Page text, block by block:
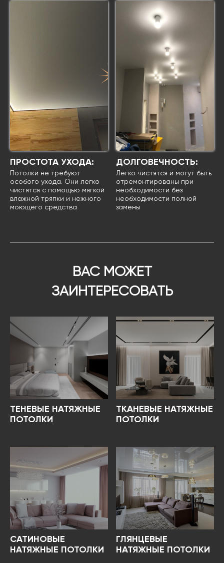
ПРОСТОТА УХОДА:
Потолки не требуют
особого ухода. Они легко
чистятся с помощью мягкой
влажной тряпки и нежного
моющего средства
ДОЛГОВЕЧНОСТЬ:
Легко чистятся и могут быть
отремонтированы при
необходимости без
необходимости полной
замены
ВАС МОЖЕТ
ЗАИНТЕРЕСОВАТЬ
ТЕНЕВЫЕ НАТЯЖНЫЕ
ПОТОЛКИ
ТКАНЕВЫЕ НАТЯЖНЫЕ
ПОТОЛКИ
САТИНОВЫЕ
НАТЯЖНЫЕ ПОТОЛКИ
ГЛЯНЦЕВЫЕ
НАТЯЖНЫЕ ПОТОЛКИ